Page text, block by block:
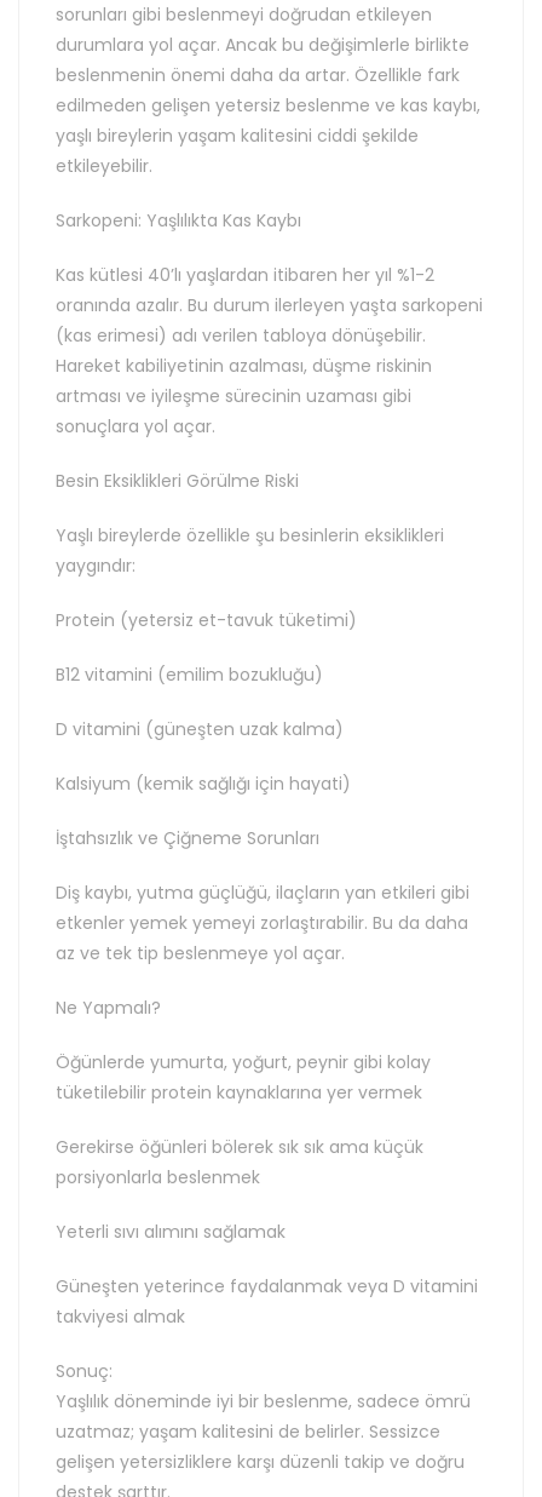
sorunları gibi beslenmeyi doğrudan etkileyen
durumlara yol açar. Ancak bu değişimlerle birlikte
beslenmenin önemi daha da artar. Özellikle fark
edilmeden gelişen yetersiz beslenme ve kas kaybı,
yaşlı bireylerin yaşam kalitesini ciddi şekilde
etkileyebilir.
Sarkopeni: Yaşlılıkta Kas Kaybı
Kas kütlesi 40’lı yaşlardan itibaren her yıl %1-2
oranında azalır. Bu durum ilerleyen yaşta sarkopeni
(kas erimesi) adı verilen tabloya dönüşebilir.
Hareket kabiliyetinin azalması, düşme riskinin
artması ve iyileşme sürecinin uzaması gibi
sonuçlara yol açar.
Besin Eksiklikleri Görülme Riski
Yaşlı bireylerde özellikle şu besinlerin eksiklikleri
yaygındır:
Protein (yetersiz et-tavuk tüketimi)
B12 vitamini (emilim bozukluğu)
D vitamini (güneşten uzak kalma)
Kalsiyum (kemik sağlığı için hayati)
İştahsızlık ve Çiğneme Sorunları
Diş kaybı, yutma güçlüğü, ilaçların yan etkileri gibi
etkenler yemek yemeyi zorlaştırabilir. Bu da daha
az ve tek tip beslenmeye yol açar.
Ne Yapmalı?
Öğünlerde yumurta, yoğurt, peynir gibi kolay
tüketilebilir protein kaynaklarına yer vermek
Gerekirse öğünleri bölerek sık sık ama küçük
porsiyonlarla beslenmek
Yeterli sıvı alımını sağlamak
Güneşten yeterince faydalanmak veya D vitamini
takviyesi almak
Sonuç:
Yaşlılık döneminde iyi bir beslenme, sadece ömrü
uzatmaz; yaşam kalitesini de belirler. Sessizce
gelişen yetersizliklere karşı düzenli takip ve doğru
destek şarttır.